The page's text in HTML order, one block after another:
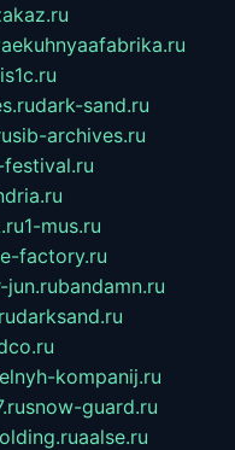
dark-sand.ru
sib-archives.ru
1-mus.ru
factory.ru
jun.rubandamn.ru
darksand.ru
kompanij.ru
snow-guard.ru
aalse.ru